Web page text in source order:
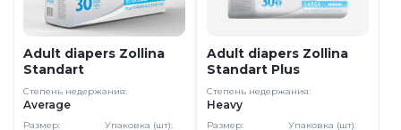
Adult diapers Zollina
Standart
Степень недержания:
Average
Размер: Упаковка (шт):
Adult diapers Zollina
Standart Plus
Степень недержания:
Heavy
Размер: Упаковка (шт):